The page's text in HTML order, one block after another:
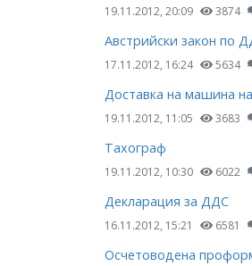
19.11.2012, 20:09 3874
Австрийски закон по
17.11.2012, 16:24 5634
Доставка на машина
19.11.2012, 11:05 3683
Тахограф
19.11.2012, 10:30 6022
Декларация за ДДС
16.11.2012, 15:21 6581
Осчетоводена